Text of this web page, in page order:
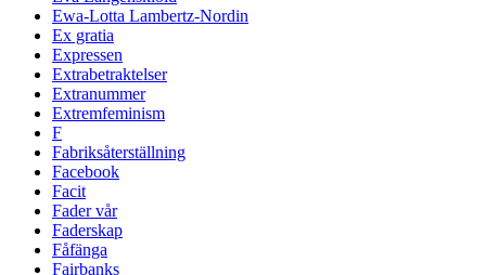
Ewa-Lotta Lambertz-Nordin
Ex gratia
Expressen
Extrabetraktelser
Extranummer
Extremfeminism
F
Fabriksåterställning
Facebook
Facit
Fader vår
Faderskap
Fåfänga
Fairbanks